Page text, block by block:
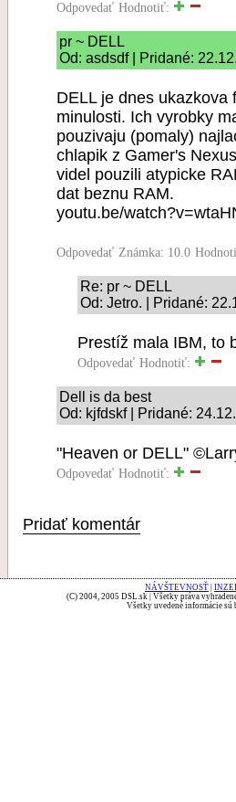
Odpovedať Hodnotiť:
pr ~ DELL
Od: asdsdf | Pridané:
DELL je dnes ukazkova
minulosti. Ich vyrobky
pouzivaju (pomaly)
chlapik z Gamer's
videl pouzili atypicke
dat beznu RAM.
youtu.be/
Odpovedať Známka: 10.0
Re: pr ~ DELL
Od: Jetro. | Pridané:
Prestíž mala IBM, to
Odpovedať Hodnotiť:
Dell is da best
Od: kjfdskf | Pridané:
"Heaven or DELL"
Odpovedať Hodnotiť:
Pridať komentár
NÁVŠTEVNOSŤ
(C) 2004, 2005 DSL.sk | Všetky práva
Všetky uvedené informácie sú